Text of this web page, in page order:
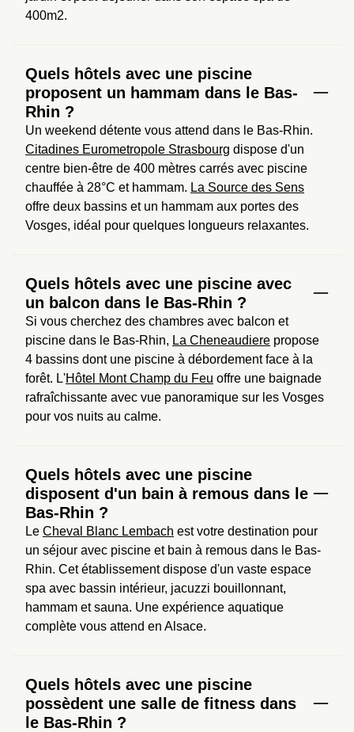
400m2.
Quels hôtels avec une piscine
proposent un hammam dans le Bas-
Rhin ?
Citadines Eurometropole Strasbourg dispose d'un
centre bien-être de 400 mètres carrés avec piscine
chauffée à 28°C et hammam. La Source des Sens
offre deux bassins et un hammam aux portes des
Vosges, idéal pour quelques longueurs relaxantes.
Quels hôtels avec une piscine avec
un balcon dans le Bas-Rhin ?
Si vous cherchez des chambres avec balcon et
piscine dans le Bas-Rhin, La Cheneaudiere propose
4 bassins dont une piscine à débordement face à la
forêt. L'Hôtel Mont Champ du Feu offre une baignade
rafraîchissante avec vue panoramique sur les Vosges
pour vos nuits au calme.
Quels hôtels avec une piscine
disposent d'un bain à remous dans le
Bas-Rhin ?
Le Cheval Blanc Lembach est votre destination pour
un séjour avec piscine et bain à remous dans le Bas-
Rhin. Cet établissement dispose d'un vaste espace
spa avec bassin intérieur, jacuzzi bouillonnant,
hammam et sauna. Une expérience aquatique
complète vous attend en Alsace.
Quels hôtels avec une piscine
possèdent une salle de fitness dans
le Bas-Rhin ?